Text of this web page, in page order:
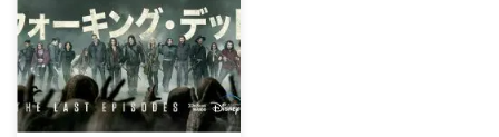
の捜査官フィル・コールソンを復
職させ、彼が率いる特命チームを
結成させる。彼らの任務は宇宙か
らの脅威や超能力を秘めた超人か
ら、一般市民を守ること。捜査の